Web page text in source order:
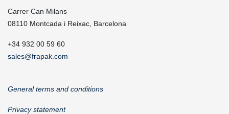
Carrer Can Milans
08110 Montcada i Reixac, Barcelona
+34 932 00 59 60
sales@frapak.com
General terms and conditions
Privacy statement